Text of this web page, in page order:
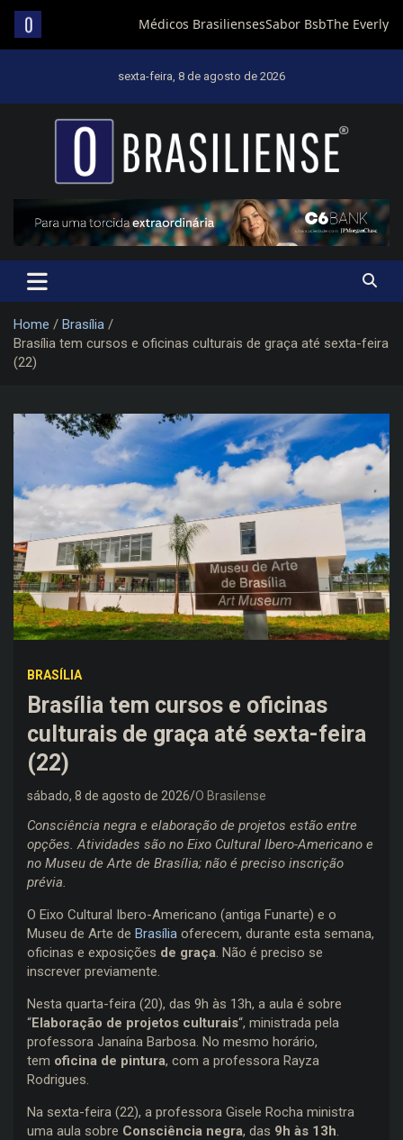
sexta-feira, 8 de agosto de 2026
Um diário de notícias que trabalha por Brasília
Home
Brasília
Brasília tem cursos e oficinas culturais de graça até sexta-feira
(22)
BRASÍLIA
Brasília tem cursos e oficinas
culturais de graça até sexta-feira
(22)
sábado, 8 de agosto de 2026 O Brasilense
Consciência negra e elaboração de projetos estão entre
opções. Atividades são no Eixo Cultural Ibero-Americano e
no Museu de Arte de Brasília; não é preciso inscrição
prévia.
O Eixo Cultural Ibero-Americano (antiga Funarte) e o
Museu de Arte de Brasília oferecem, durante esta semana,
oficinas e exposições de graça. Não é preciso se
inscrever previamente.
Nesta quarta-feira (20), das 9h às 13h, a aula é sobre
“Elaboração de projetos culturais“, ministrada pela
professora Janaína Barbosa. No mesmo horário,
tem oficina de pintura, com a professora Rayza
Rodrigues.
Na sexta-feira (22), a professora Gisele Rocha ministra
uma aula sobre Consciência negra, das 9h às 13h.